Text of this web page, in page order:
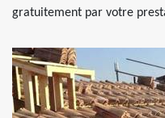
gratuitement par votre